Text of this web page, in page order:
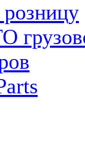
розницу